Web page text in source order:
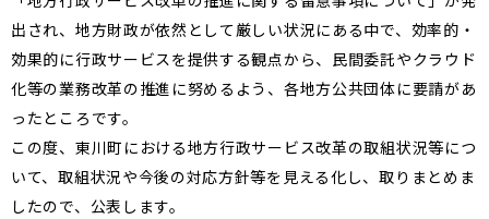
出され、地方財政が依然として厳しい状況にある中で、効率的・
効果的に行政サービスを提供する観点から、民間委託やクラウド
化等の業務改革の推進に努めるよう、各地方公共団体に要請があ
ったところです。
この度、東川町における地方行政サービス改革の取組状況等につ
いて、取組状況や今後の対応方針等を見える化し、取りまとめま
したので、公表します。